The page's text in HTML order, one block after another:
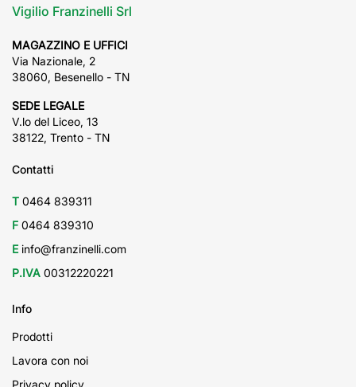
Vigilio Franzinelli Srl
MAGAZZINO E UFFICI
Via Nazionale, 2
38060, Besenello - TN
SEDE LEGALE
V.lo del Liceo, 13
38122, Trento - TN
Contatti
T 0464 839311
F 0464 839310
E info@franzinelli.com
P.IVA 00312220221
Info
Prodotti
Lavora con noi
Privacy policy